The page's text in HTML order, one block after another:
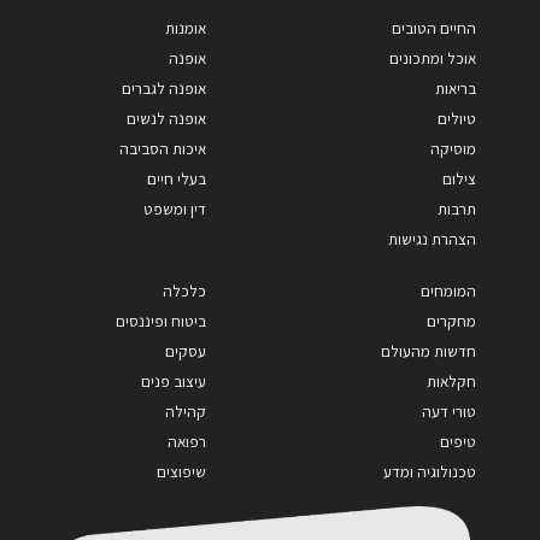
החיים הטובים
אוכל ומתכונים
בריאות
טיולים
מוסיקה
צילום
תרבות
הצהרת נגישות
אומנות
אופנה
אופנה לגברים
אופנה לנשים
איכות הסביבה
בעלי חיים
דין ומשפט
המומחים
מחקרים
חדשות מהעולם
חקלאות
טורי דעה
טיפים
טכנולוגיה ומדע
כלכלה
ביטוח ופיננסים
עסקים
עיצוב פנים
קהילה
רפואה
שיפוצים